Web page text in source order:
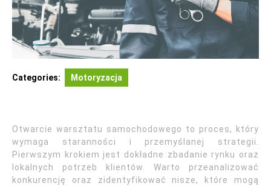
Categories: Motoryzacja
Otwarcie warsztatu samochodowego to proces, który
wymaga staranności i przemyślanej strategii.
Pierwszym krokiem jest dokładne zbadanie rynku oraz
lokalnych potrzeb klientów. Warto przeanalizować
konkurencję oraz zidentyfikować nisze, które mogą